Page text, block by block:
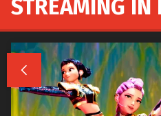
STREAMING IN
